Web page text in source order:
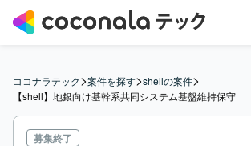
ココナラテック>案件を探す>shellの案件>
【shell】地銀向け基幹系共同システム基盤維持保守
募集終了